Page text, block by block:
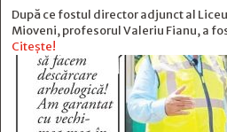
După ce fostul director adjunct al
Mioveni, profesorul Valeriu Fianu, a
Citește!